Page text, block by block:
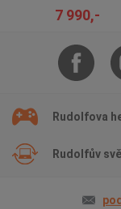
7 990,-
Rudolfova
Rudolfův